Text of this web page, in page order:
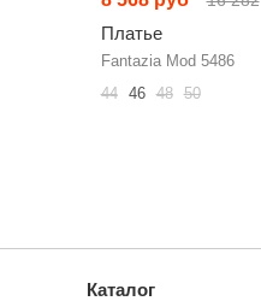
Платье
Fantazia Mod 5486
44
46 48 50
Каталог